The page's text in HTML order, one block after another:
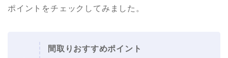
ポイントをチェックしてみました。
間取りおすすめポイント